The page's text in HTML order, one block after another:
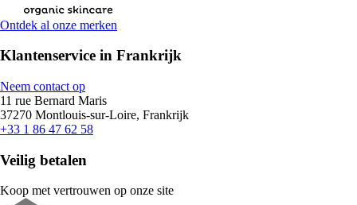
Ontdek al onze merken
Klantenservice in Frankrijk
Neem contact op
11 rue Bernard Maris
37270 Montlouis-sur-Loire, Frankrijk
+33 1 86 47 62 58
Veilig betalen
Koop met vertrouwen op onze site